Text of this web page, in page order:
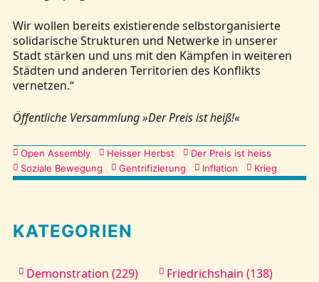
Wir wollen bereits existierende selbstorganisierte
solidarische Strukturen und Netwerke in unserer
Stadt stärken und uns mit den Kämpfen in weiteren
Städten und anderen Territorien des Konflikts
vernetzen.“
Öffentliche Versammlung »Der Preis ist heiß!«
Kategorien
Open Assembly Heisser Herbst
Der Preis ist heiss
Soziale Bewegung
Gentrifizierung Inflation Krieg
KATEGORIEN
Demonstration (229)
Friedrichshain (138)